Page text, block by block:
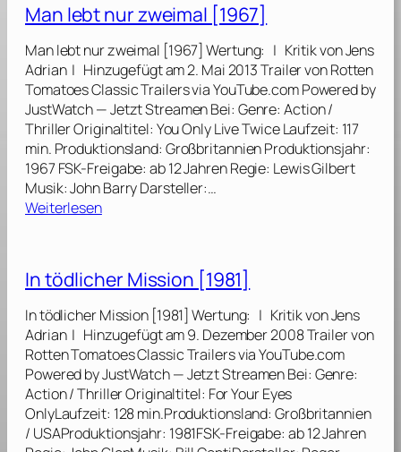
e
n
e
n
C
o
l
t
[
1
9
e
e
i
m
d
i
e
n
s
t
r
e
r
M
a
j
e
s
t
Man lebt nur zweimal [1967]
Man lebt nur zweimal [1967] Wertung: | Kritik von Jens
Adrian | Hinzugefügt am 2. Mai 2013 Trailer von Rotten
Tomatoes Classic Trailers via YouTube.com Powered by
JustWatch — Jetzt Streamen Bei: Genre: Action /
Thriller Originaltitel: You Only Live Twice Laufzeit: 117
min. Produktionsland: Großbritannien Produktionsjahr:
1967 FSK-Freigabe: ab 12 Jahren Regie: Lewis Gilbert
Musik: John Barry Darsteller:…
Weiterlesen:
l
e
b
t
n
u
r
z
w
In tödlicher Mission [1981]
In tödlicher Mission [1981] Wertung: | Kritik von Jens
Adrian | Hinzugefügt am 9. Dezember 2008 Trailer von
Rotten Tomatoes Classic Trailers via YouTube.com
Powered by JustWatch — Jetzt Streamen Bei: Genre:
Action / Thriller Originaltitel: For Your Eyes
OnlyLaufzeit: 128 min.Produktionsland: Großbritannien
/ USAProduktionsjahr: 1981FSK-Freigabe: ab 12 Jahren